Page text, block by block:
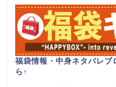
福袋情報・中身ネタバレブ
ら ↑